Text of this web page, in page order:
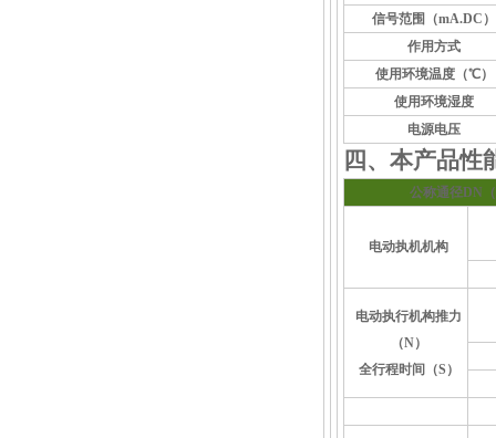
信号范围（mA.DC）
作用方式
使用环境温度（℃）
使用环境湿度
电源电压
四、本产品性
公称通径DN
电动执机机构
电动执行机构推力
（N）
全行程时间（S）